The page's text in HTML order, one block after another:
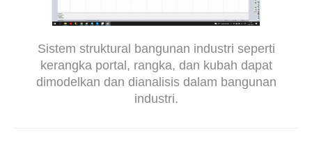
Sistem struktural bangunan industri seperti
kerangka portal, rangka, dan kubah dapat
dimodelkan dan dianalisis dalam bangunan
industri.